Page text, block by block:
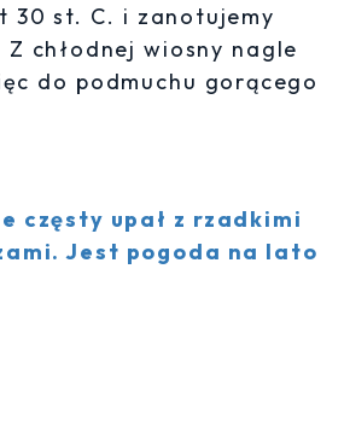
30 st. C. i zanotujemy
Z chłodnej wiosny nagle
do podmuchu gorącego
częsty upał z rzadkimi
Jest pogoda na lato